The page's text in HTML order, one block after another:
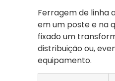
Ferragem de linha
em um poste e na
fixado um
distribuição ou,
equipamento.